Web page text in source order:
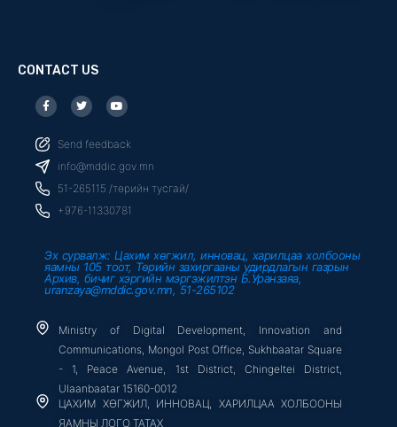
CONTACT US
F
a
c
b
o
o
k
f
T
w
i
t
r
Y
o
u
u
e
Send feedback
info@mddic.gov.mn
51-265115 /төрийн тусгай/
+976-11330781
Эх сурвалж: Цахим хөгжил, инновац, харилцаа холбооны
яамны 105 тоот, Төрийн захиргааны удирдлагын газрын
Архив, бичиг хэргийн мэргэжилтэн Б.Уранзаяа,
uranzaya@mddic.gov.mn, 51-265102
Ministry of Digital Development, Innovation and
Communications, Mongol Post Office, Sukhbaatar Square
- 1, Peace Avenue, 1st District, Chingeltei District,
Ulaanbaatar 15160-0012
ЦАХИМ ХӨГЖИЛ, ИННОВАЦ, ХАРИЛЦАА ХОЛБООНЫ
ЯАМНЫ ЛОГО ТАТАХ